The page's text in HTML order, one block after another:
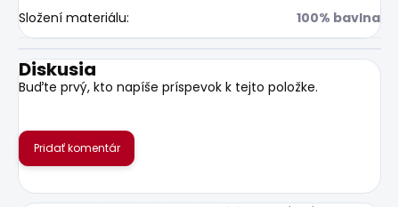
Složení materiálu: 100% bavlna
Diskusia
Buďte prvý, kto napíše príspevok k tejto položke.
Pridať komentár